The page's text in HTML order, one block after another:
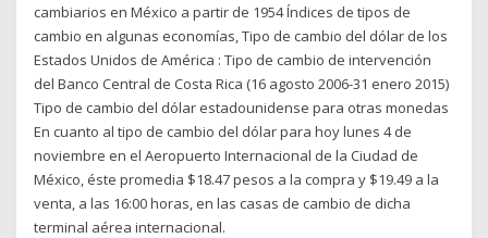
cambiarios en México a partir de 1954 Índices de tipos de
cambio en algunas economías, Tipo de cambio del dólar de los
Estados Unidos de América : Tipo de cambio de intervención
del Banco Central de Costa Rica (16 agosto 2006-31 enero 2015)
Tipo de cambio del dólar estadounidense para otras monedas
En cuanto al tipo de cambio del dólar para hoy lunes 4 de
noviembre en el Aeropuerto Internacional de la Ciudad de
México, éste promedia $18.47 pesos a la compra y $19.49 a la
venta, a las 16:00 horas, en las casas de cambio de dicha
terminal aérea internacional.